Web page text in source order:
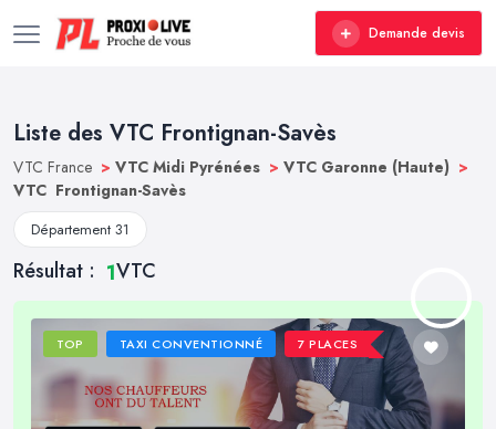
Demande devis
Liste des VTC Frontignan-Savès
VTC France > VTC Midi Pyrénées > VTC Garonne (Haute) >
VTC Frontignan-Savès
Département 31
Résultat : 1VTC
TOP TAXI CONVENTIONNÉ 7 PLACES